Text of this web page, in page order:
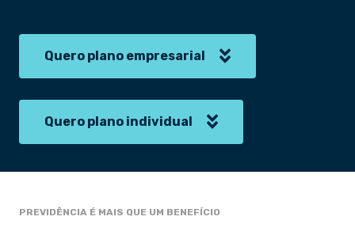
Quero plano empresarial
Quero plano individual
PREVIDÊNCIA É MAIS QUE UM BENEFÍCIO